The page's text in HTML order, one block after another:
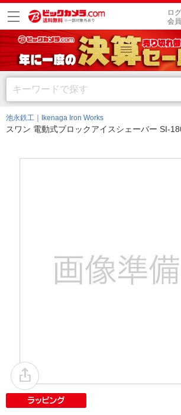
ロ
会
池永鉄工｜Ikenaga Iron Works
スワン 電動式ブロックアイスシェーバー SI-